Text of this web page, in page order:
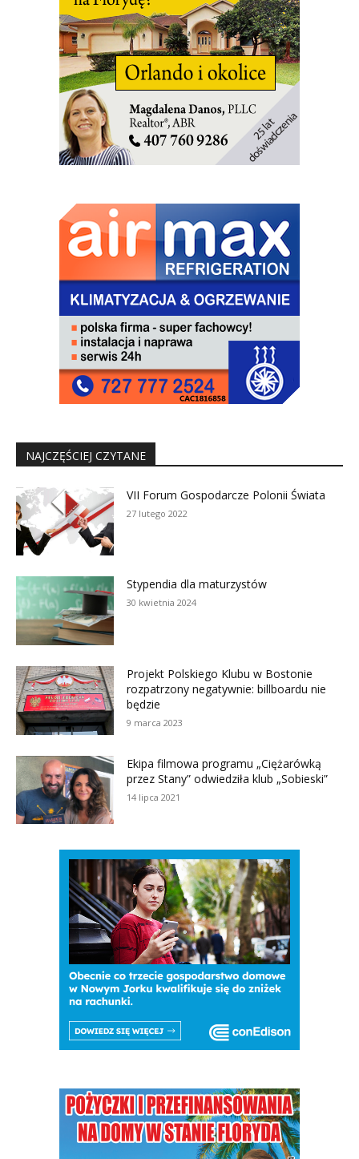
NAJCZĘŚCIEJ CZYTANE
VII Forum Gospodarcze Polonii Świata
27 lutego 2022
Stypendia dla maturzystów
30 kwietnia 2024
Projekt Polskiego Klubu w Bostonie
rozpatrzony negatywnie: billboardu nie
będzie
9 marca 2023
Ekipa filmowa programu „Ciężarówką
przez Stany” odwiedziła klub „Sobieski”
14 lipca 2021